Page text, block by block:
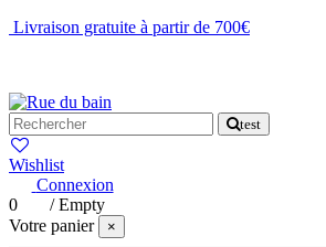
Livraison gratuite à partir de 700€
test
Wishlist
Connexion
0
/Empty
Votre panier
×